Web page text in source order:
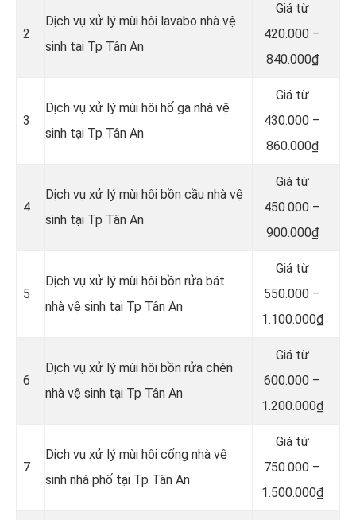
2
Dịch vụ xử lý mùi hôi lavabo nhà vệ
sinh tại Tp Tân An
Giá từ
420.000 –
840.000₫
3
Dịch vụ xử lý mùi hôi hố ga nhà vệ
sinh tại Tp Tân An
Giá từ
430.000 –
860.000₫
4
Dịch vụ xử lý mùi hôi bồn cầu nhà vệ
sinh tại Tp Tân An
Giá từ
450.000 –
900.000₫
5
Dịch vụ xử lý mùi hôi bồn rửa bát
nhà vệ sinh tại Tp Tân An
Giá từ
550.000 –
1.100.000₫
6
Dịch vụ xử lý mùi hôi bồn rửa chén
nhà vệ sinh tại Tp Tân An
Giá từ
600.000 –
1.200.000₫
7
Dịch vụ xử lý mùi hôi cống nhà vệ
sinh nhà phố tại Tp Tân An
Giá từ
750.000 –
1.500.000₫